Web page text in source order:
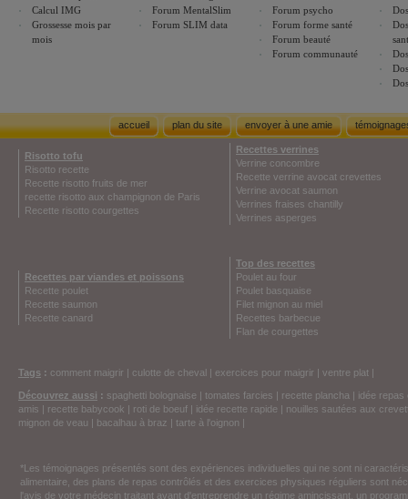
Calcul IMG
Grossesse mois par
mois
Forum MentalSlim
Forum SLIM data
Forum psycho
Forum forme santé
Forum beauté
Forum communauté
accueil plan du site envoyer à une amie
Risotto tofu
Risotto recette
Recette risotto fruits de mer
recette risotto aux champignon de Paris
Recette risotto courgettes
Recettes verrines
Verrine concombre
Recette verrine avocat crevettes
Verrine avocat saumon
Verrines fraises chantilly
Verrines asperges
Recettes par viandes et poissons
Recette poulet
Recette saumon
Recette canard
Top des recettes
Poulet au four
Poulet basquaise
Filet mignon au miel
Recettes barbecue
Flan de courgettes
Tags : comment maigrir | culotte de cheval | exercices pour maigrir | ventre plat |
Découvrez aussi : spaghetti bolognaise | tomates farcies | recette plancha | idée repas
amis | recette babycook | roti de boeuf | idée recette rapide | nouilles sautées aux
mignon de veau | bacalhau à braz | tarte à l'oignon |
*Les témoignages présentés sont des expériences individuelles qui ne sont ni
alimentaire, des plans de repas contrôlés et des exercices physiques réguliers sont
l'avis de votre médecin traitant avant d'entreprendre un régime amincissant, un